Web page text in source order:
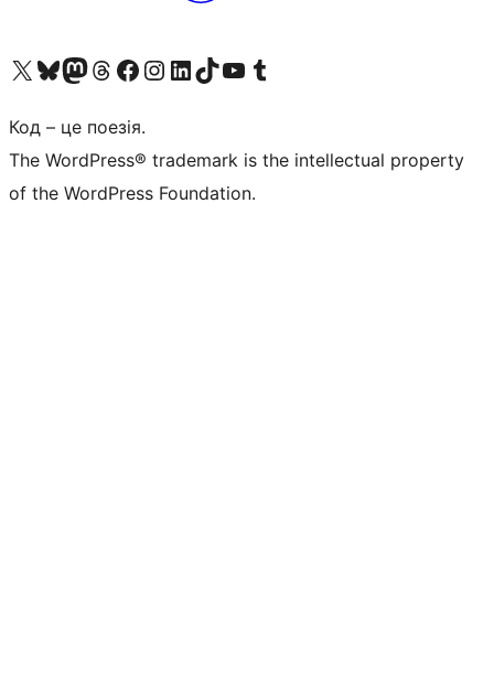
Visit our X (formerly Twitter) account
Visit our Bluesky account
Завітайте до нашої стрічки в Mastodon
Visit our Threads account
Завітайте на нашу сторінку в Facebook
Visit our Instagram account
Visit our LinkedIn account
Visit our TikTok account
Visit our YouTube channel
Visit our Tumblr account
Код – це поезія.
The WordPress® trademark is the intellectual property
of the WordPress Foundation.